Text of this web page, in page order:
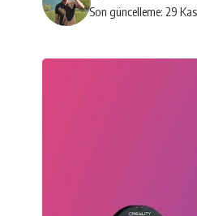
Son güncelleme: 29